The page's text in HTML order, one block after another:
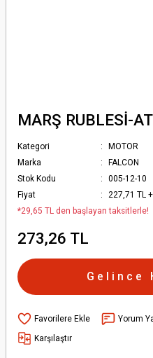
MARŞ RUBLESİ-
Kategori
MOTOR
Marka
FALCON
Stok Kodu
005-12-10
Fiyat
227,71 TL
*29,65 TL den başlayan taksitlerle!
273,26 TL
Gelince
Yorum
Karşılaştır